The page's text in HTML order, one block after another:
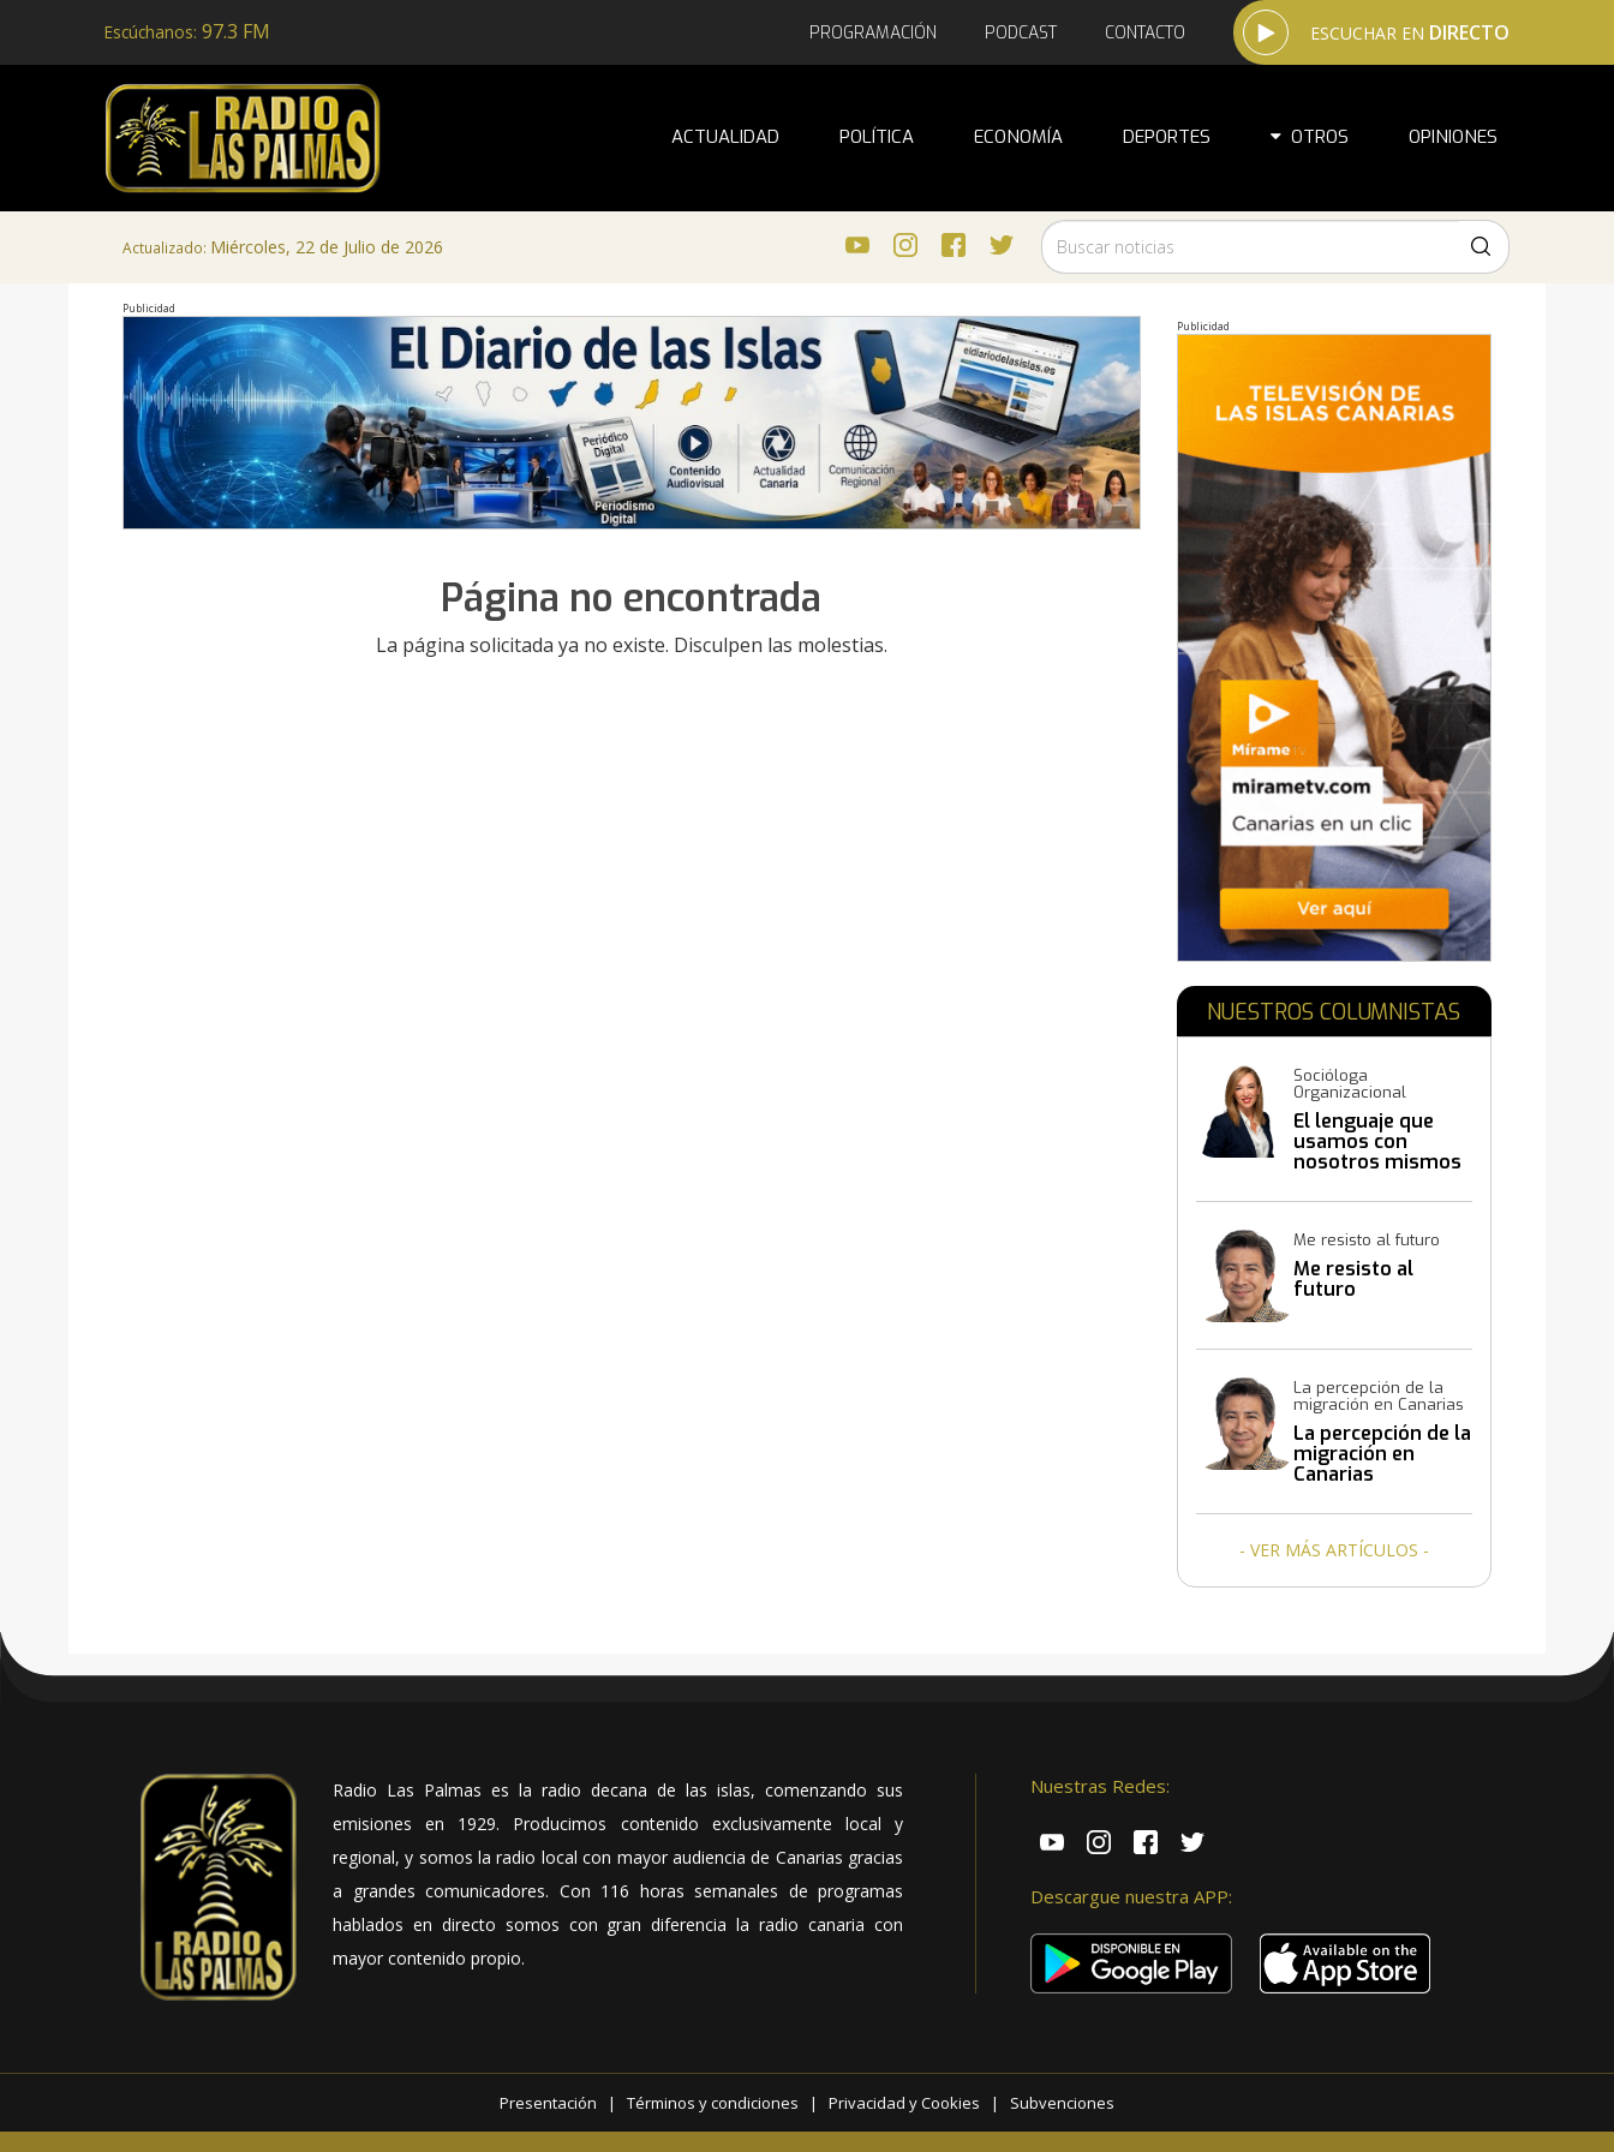
Escúchanos: 97.3 FM ESCUCHAR EN DIRECTO
PROGRAMACIÓN PODCAST CONTACTO
ACTUALIDAD POLÍTICA ECONOMÍA DEPORTES OTROS OPINIONES
Actualizado: Miércoles, 22 de Julio de 2026
Publicidad
Página no encontrada
La página solicitada ya no existe. Disculpen las molestias.
Publicidad
NUESTROS COLUMNISTAS
Socióloga
Organizacional
El lenguaje que
usamos con
nosotros mismos
resultados
Me resisto al futuro
Me resisto al
futuro
La percepción de la
migración en Canarias
La percepción de la
migración en
Canarias
- VER MÁS ARTÍCULOS -
Radio Las Palmas es la radio decana de las islas, comenzando sus
emisiones en 1929. Producimos contenido exclusivamente local y
regional, y somos la radio local con mayor audiencia de Canarias gracias
a grandes comunicadores. Con 116 horas semanales de programas
hablados en directo somos con gran diferencia la radio canaria con
mayor contenido propio.
Nuestras Redes:
Descargue nuestra APP:
Presentación | Términos y condiciones | Privacidad y Cookies | Subvenciones